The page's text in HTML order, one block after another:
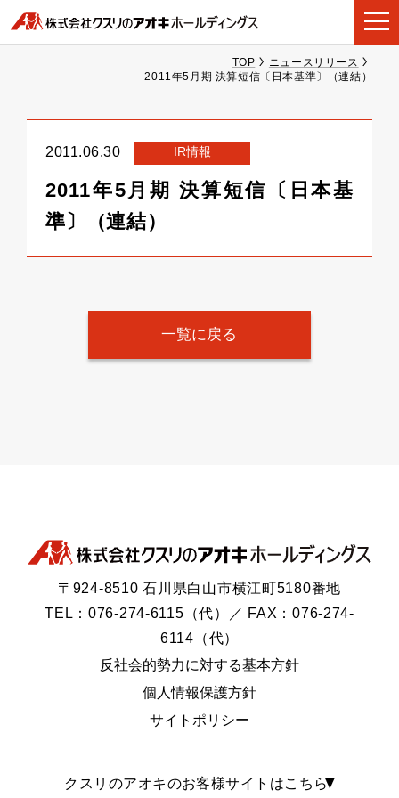
TOP
ニュースリリース
2011年5月期 決算短信〔日本基準〕（連結）
2011.06.30 IR情報
2011年5月期 決算短信〔日本基
準〕（連結）
一覧に戻る
〒924-8510 石川県白山市横江町5180番地
TEL：076-274-6115（代）／ FAX：076-274-
6114（代）
反社会的勢力に対する基本方針
個人情報保護方針
サイトポリシー
クスリのアオキのお客様サイトはこちら